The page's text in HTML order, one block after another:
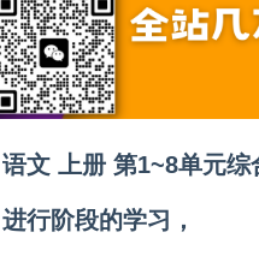
语文 上册 第1~8单元
行阶段的学习，